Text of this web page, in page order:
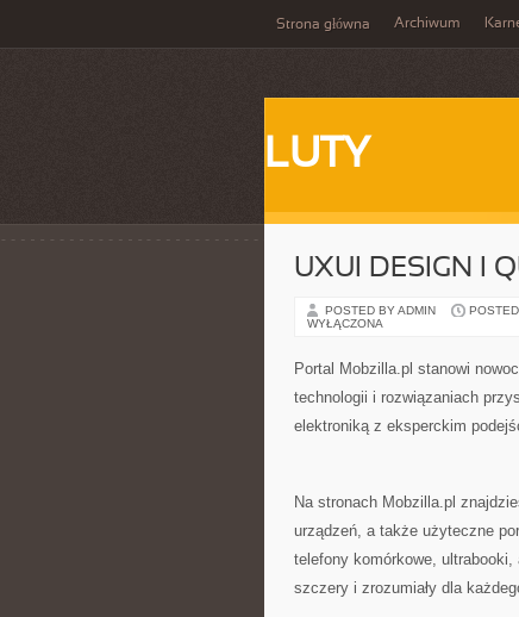
Strona główna Archiwum
LUTY
UXUI DESIGN I
POSTED BY ADMIN
WYŁĄCZONA
Portal Mobzilla.pl stanowi
technologii i rozwiązaniach
elektroniką z eksperckim
Na stronach Mobzilla.pl
urządzeń, a także użyteczne
telefony komórkowe,
szczery i zrozumiały dla